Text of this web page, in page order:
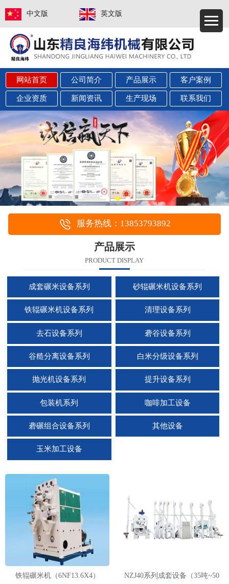
中文版 英文版
网站首页 公司简介 产品展示 客户案例
企业资质 新闻资讯 生产现场 联系我们
服务热线：13853793892
产品展示
PRODUCT DISPLAY
成套碾米设备系列 砂辊碾米机设备系列
铁辊碾米机设备系列 清理设备系列
去石设备系列 砻谷设备系列
谷糙分离设备系列 白米分级设备系列
抛光机设备系列 提升设备系列
包装机系列 咖啡加工设备
砻碾组合设备系列 其他设备
玉米加工设备
铁辊碾米机（6NF13.6X4）
NZJ40系列成套设备（35吨~50